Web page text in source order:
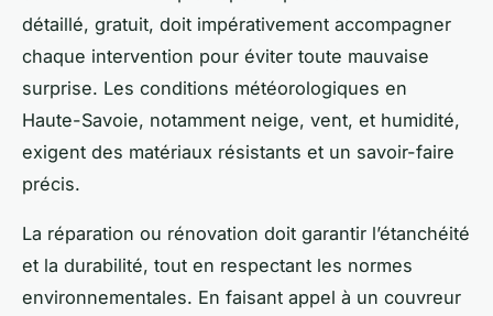
détaillé, gratuit, doit impérativement accompagner
chaque intervention pour éviter toute mauvaise
surprise. Les conditions météorologiques en
Haute-Savoie, notamment neige, vent, et humidité,
exigent des matériaux résistants et un savoir-faire
précis.
La réparation ou rénovation doit garantir l’étanchéité
et la durabilité, tout en respectant les normes
environnementales. En faisant appel à un couvreur